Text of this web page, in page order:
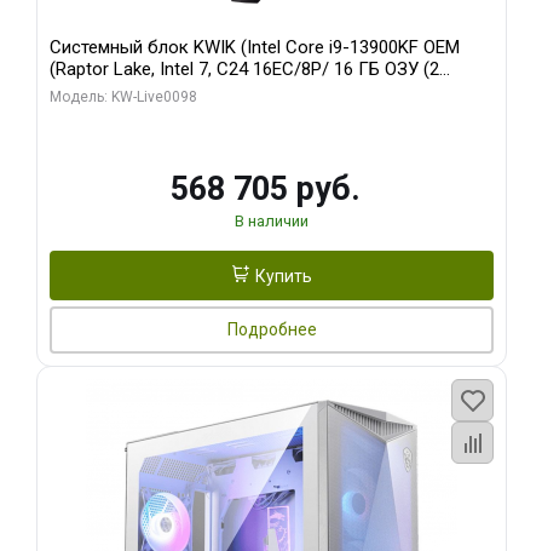
Системный блок KWIK (Intel Core i9-13900KF OEM
(Raptor Lake, Intel 7, C24 16EC/8P/ 16 ГБ ОЗУ (2
модуля)/ Afox RTX4090 24GB GDDR6X 384-Bit 3xDP
Модель: KW-Live0098
568 705 руб.
В наличии
Купить
Подробнее